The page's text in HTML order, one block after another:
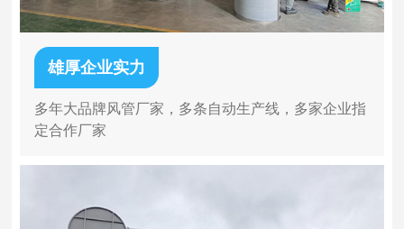
雄厚企业实力
多年大品牌风管厂家，多条自动生产线，多家企业指
定合作厂家